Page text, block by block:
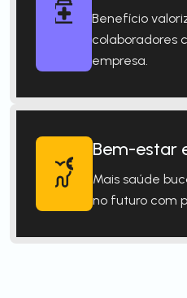
Benefício
colaboradores
empresa.
Bem-estar
Mais saúde
no futuro com